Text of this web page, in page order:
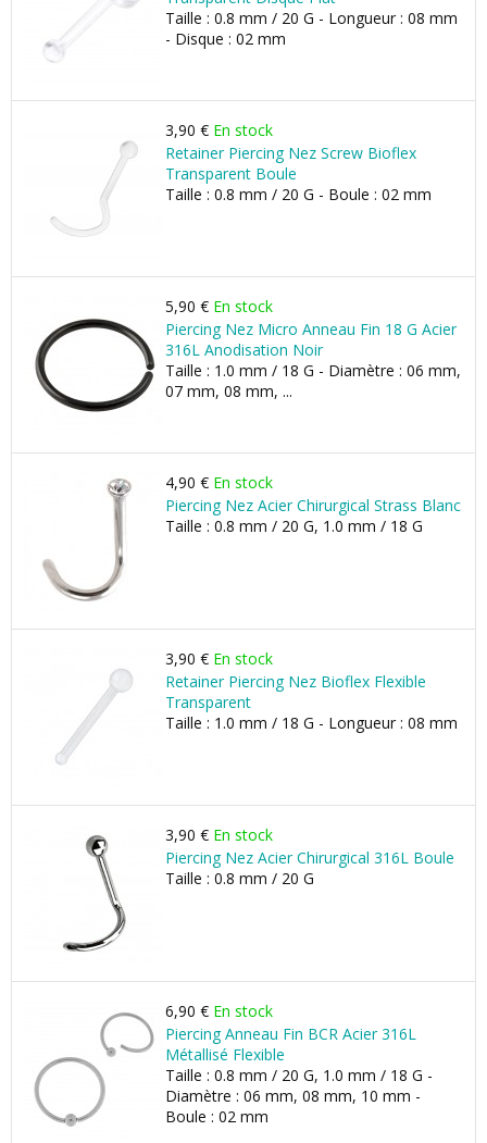
Taille : 0.8 mm / 20 G - Longueur : 08 mm
- Disque : 02 mm
3,90 € En stock
Retainer Piercing Nez Screw Bioflex
Transparent Boule
Taille : 0.8 mm / 20 G - Boule : 02 mm
5,90 € En stock
Piercing Nez Micro Anneau Fin 18 G Acier
316L Anodisation Noir
Taille : 1.0 mm / 18 G - Diamètre : 06 mm,
07 mm, 08 mm, ...
4,90 € En stock
Piercing Nez Acier Chirurgical Strass Blanc
Taille : 0.8 mm / 20 G, 1.0 mm / 18 G
3,90 € En stock
Retainer Piercing Nez Bioflex Flexible
Transparent
Taille : 1.0 mm / 18 G - Longueur : 08 mm
3,90 € En stock
Piercing Nez Acier Chirurgical 316L Boule
Taille : 0.8 mm / 20 G
6,90 € En stock
Piercing Anneau Fin BCR Acier 316L
Métallisé Flexible
Taille : 0.8 mm / 20 G, 1.0 mm / 18 G -
Diamètre : 06 mm, 08 mm, 10 mm -
Boule : 02 mm